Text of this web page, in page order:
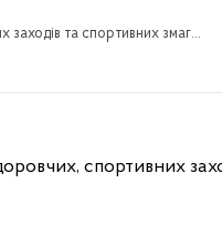
Про затвердження змін до Єдиного календарного плану фізкультурно-оздоровчих, спортивних заходів та спортивних змагань України на 2024 рік
спортивних